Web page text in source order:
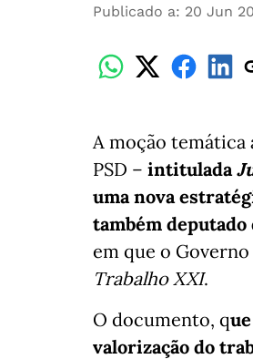
Publicado a: 20 Jun
A moção temática
PSD – intitulada
uma nova
também
em que o
Trabalho XXI.
O documento, q
valorização do